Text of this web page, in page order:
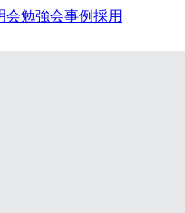
会勉強会事例採用